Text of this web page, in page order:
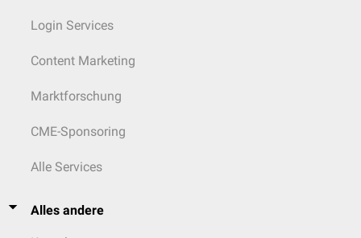
Login Services
Content Marketing
Marktforschung
CME-Sponsoring
Alle Services
Alles andere